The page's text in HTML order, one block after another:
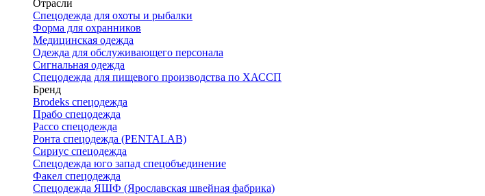
Отрасли
Спецодежда для охоты и рыбалки
Форма для охранников
Медицинская одежда
Одежда для обслуживающего персонала
Сигнальная одежда
Спецодежда для пищевого производства по ХАССП
Бренд
Brodeks спецодежда
Прабо спецодежда
Рассо спецодежда
Ронта спецодежда (PENTALAB)
Сириус спецодежда
Спецодежда юго запад спецобъединение
Факел спецодежда
Спецодежда ЯШФ (Ярославская швейная фабрика)